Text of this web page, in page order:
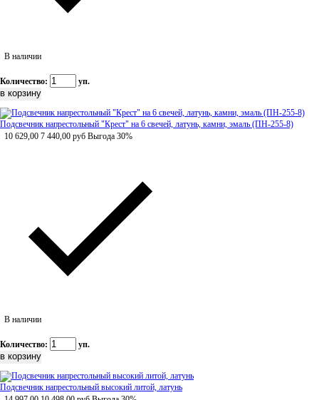
В наличии
Количество: уп.
Подсвечник напрестольный "Крест" на 6 свечей, латунь, камни, эмаль (ПН-255-8)
10 629,00 7 440,00 руб Выгода 30%
В наличии
Количество: уп.
Подсвечник напрестольный высокий литой, латунь